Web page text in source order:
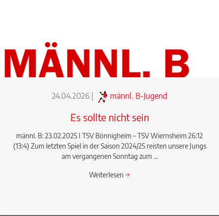
24.04.2026 männl. B-Jugend
Es sollte nicht sein
männl. B: 23.02.2025 I TSV Bönnigheim – TSV Wiernsheim 26:12
(13:4) Zum letzten Spiel in der Saison 2024/25 reisten unsere Jungs
am vergangenen Sonntag zum ...
Weiterlesen →